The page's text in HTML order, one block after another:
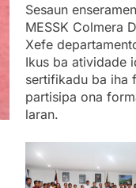
Sesaun
MESSK Colmera
Xefe
Ikus ba atividade
sertifikadu ba iha
partisipa ona
laran.